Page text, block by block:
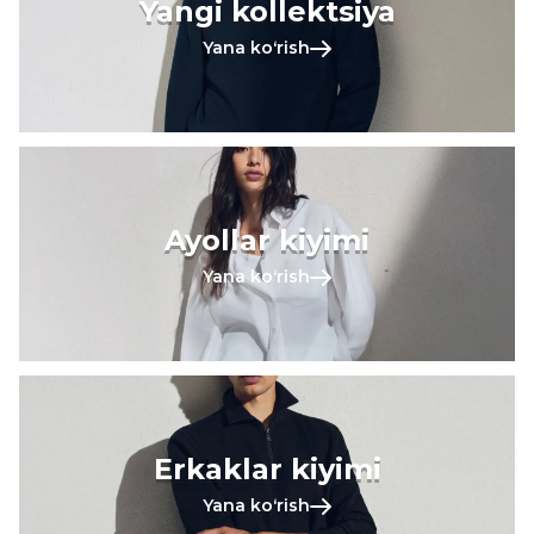
Yangi kollektsiya
Yana koʻrish
Ayollar kiyimi
Yana koʻrish
Erkaklar kiyimi
Yana koʻrish